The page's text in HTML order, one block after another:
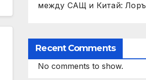
между САЩ и Китай:
Recent Comments
No comments to show.